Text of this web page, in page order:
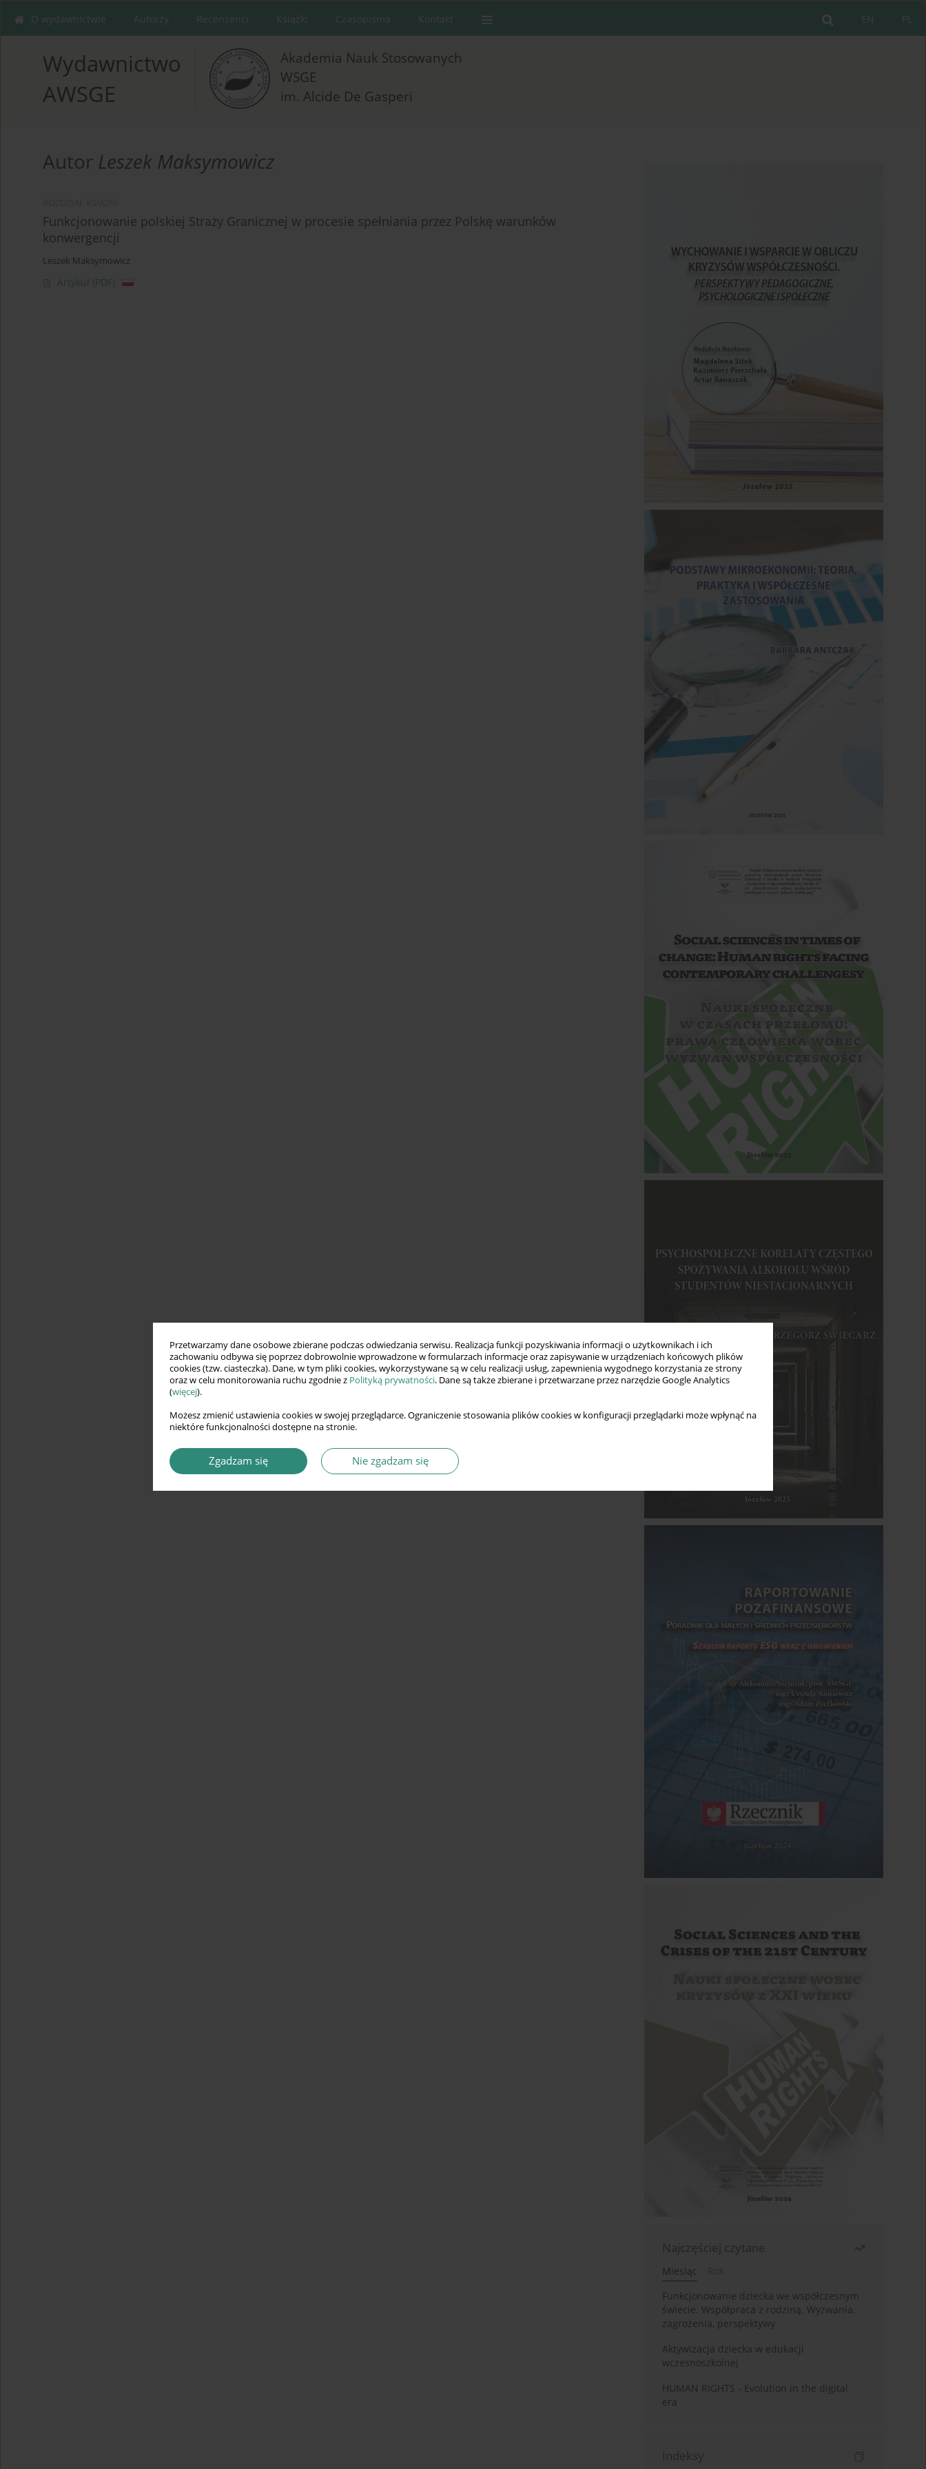
Przetwarzamy dane osobowe zbierane podczas odwiedzania serwisu. Realizacja funkcji pozyskiwania informacji o użytkownikach i ich
zachowaniu odbywa się poprzez dobrowolnie wprowadzone w formularzach informacje oraz zapisywanie w urządzeniach końcowych plików
cookies (tzw. ciasteczka). Dane, w tym pliki cookies, wykorzystywane są w celu realizacji usług, zapewnienia wygodnego korzystania ze strony
oraz w celu monitorowania ruchu zgodnie z Polityką prywatności. Dane są także zbierane i przetwarzane przez narzędzie Google Analytics
(więcej).
Możesz zmienić ustawienia cookies w swojej przeglądarce. Ograniczenie stosowania plików cookies w konfiguracji przeglądarki może wpłynąć na
niektóre funkcjonalności dostępne na stronie.
Zgadzam się Nie zgadzam się
PL
EN
O wydawnictwie Autorzy Recenzenci Książki Czasopisma Kontakt
Wydawnictwo
AWSGE
Akademia Nauk Stosowanych
WSGE
im. Alcide De Gasperi
Autor Leszek Maksymowicz
Funkcjonowanie polskiej Straży Granicznej w procesie spełniania przez Polskę warunków
konwergencji
Leszek Maksymowicz
Artykuł (PDF)
Najczęściej czytane
Miesiąc
Rok
Funkcjonowanie dziecka we współczesnym
świecie. Współpraca z rodziną. Wyzwania,
zagrożenia, perspektywy
Aktywizacja dziecka w edukacji
wczesnoszkolnej
HUMAN RIGHTS - Evolution in the digital
era
Indeksy